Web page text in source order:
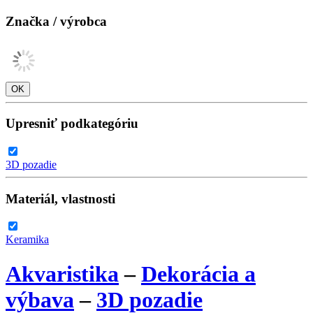
Značka / výrobca
Upresniť podkategóriu
3D pozadie
Materiál, vlastnosti
Keramika
Akvaristika –Dekorácia a
výbava – 3D pozadie